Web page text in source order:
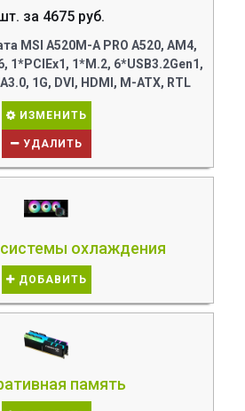
за 4675 руб.
MSI A520M-A PRO A520, AM4,
1*PCIEx1, 1*M.2, 6*USB3.2Gen1,
1G, DVI, HDMI, M-ATX, RTL
ИЗМЕНИТЬ
УДАЛИТЬ
охлаждения
ДОБАВИТЬ
память